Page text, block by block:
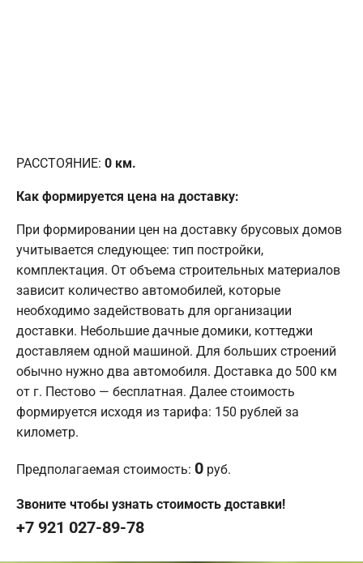
РАССТОЯНИЕ: 0 км.
Как формируется цена на доставку:
При формировании цен на доставку брусовых домов
учитывается следующее: тип постройки,
комплектация. От объема строительных материалов
зависит количество автомобилей, которые
необходимо задействовать для организации
доставки. Небольшие дачные домики, коттеджи
доставляем одной машиной. Для больших строений
обычно нужно два автомобиля. Доставка до 500 км
от г. Пестово — бесплатная. Далее стоимость
формируется исходя из тарифа: 150 рублей за
километр.
Предполагаемая стоимость: 0 руб.
Звоните чтобы узнать стоимость доставки!
+7 921 027-89-78